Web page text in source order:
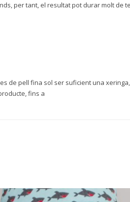
per tant, el resultat pot durar molt de
de pell fina sol ser suficient una xeringa,
fins a